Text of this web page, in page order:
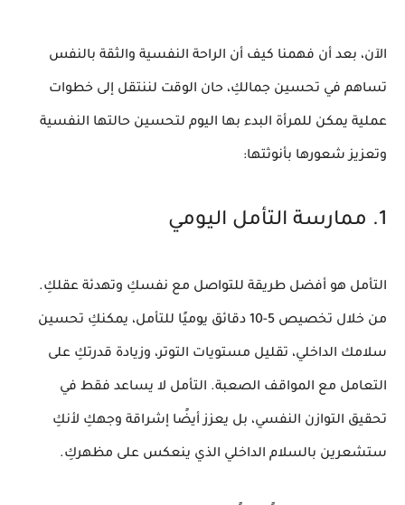
الآن، بعد أن فهمنا كيف أن الراحة النفسية والثقة بالنفس
تساهم في تحسين جمالكِ، حان الوقت لننتقل إلى خطوات
عملية يمكن للمرأة البدء بها اليوم لتحسين حالتها النفسية
وتعزيز شعورها بأنوثتها:
1. ممارسة التأمل اليومي
التأمل هو أفضل طريقة للتواصل مع نفسكِ وتهدئة عقلكِ.
من خلال تخصيص 5-10 دقائق يوميًا للتأمل، يمكنكِ تحسين
سلامك الداخلي، تقليل مستويات التوتر، وزيادة قدرتكِ على
التعامل مع المواقف الصعبة. التأمل لا يساعد فقط في
تحقيق التوازن النفسي، بل يعزز أيضًا إشراقة وجهكِ لأنكِ
ستشعرين بالسلام الداخلي الذي ينعكس على مظهركِ.